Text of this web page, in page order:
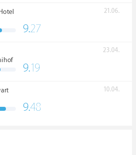
21.06.
9.27
23.04.
9.19
10.04.
9.48